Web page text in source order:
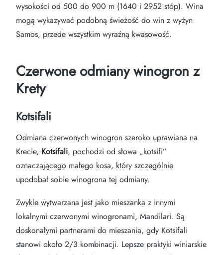
wysokości od 500 do 900 m (1640 i 2952 stóp). Wina
mogą wykazywać podobną świeżość do win z wyżyn
Samos, przede wszystkim wyraźną kwasowość.
Czerwone odmiany winogron z
Krety
Kotsifali
Odmiana czerwonych winogron szeroko uprawiana na
Krecie, Kotsifali, pochodzi od słowa „kotsifi”
oznaczającego małego kosa, który szczególnie
upodobał sobie winogrona tej odmiany.
Zwykle wytwarzana jest jako mieszanka z innymi
lokalnymi czerwonymi winogronami, Mandilari. Są
doskonałymi partnerami do mieszania, gdy Kotsifali
stanowi około 2/3 kombinacji. Lepsze praktyki winiarskie